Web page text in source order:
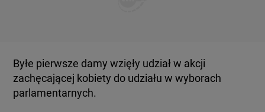
Byłe pierwsze damy wzięły udział w akcji
zachęcającej kobiety do udziału w wyborach
parlamentarnych.
LUBUSKIE
ATAK ROSJI NA UKRAINĘ